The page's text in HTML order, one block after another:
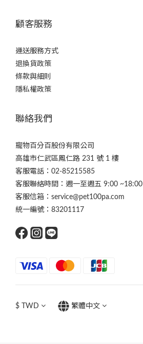
顧客服務
運送服務方式
退換貨政策
條款與細則
隱私權政策
聯絡我們
寵物百分百股份有限公司
高雄市仁武區鳳仁路 231 號 1 樓
客服電話：02-85215585
客服聯絡時間：週一至週五 9:00 ~18:00
客服信箱：service@pet100pa.com
統一編號：83201117
$ TWD 繁體中文